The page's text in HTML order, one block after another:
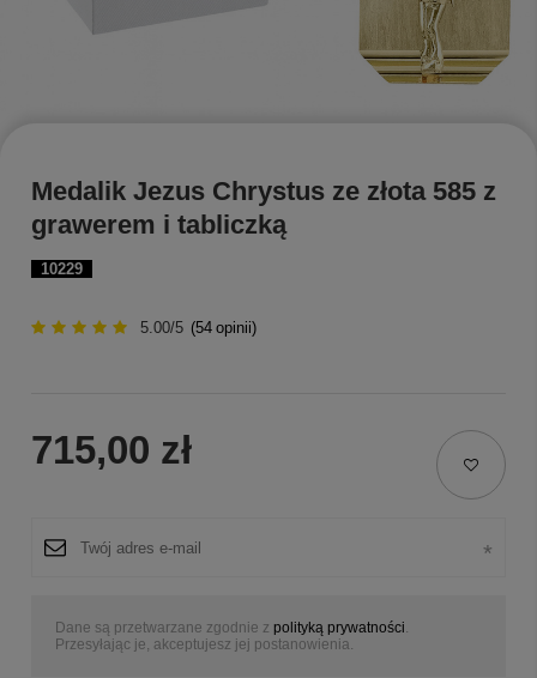
10229
Medalik Jezus Chrystus ze złota 585 z
grawerem i tabliczką
5.00/5 (54 opinii)
715,00 zł
Dane są przetwarzane zgodnie z polityką prywatności
Przesyłając je, akceptujesz jej postanowienia.